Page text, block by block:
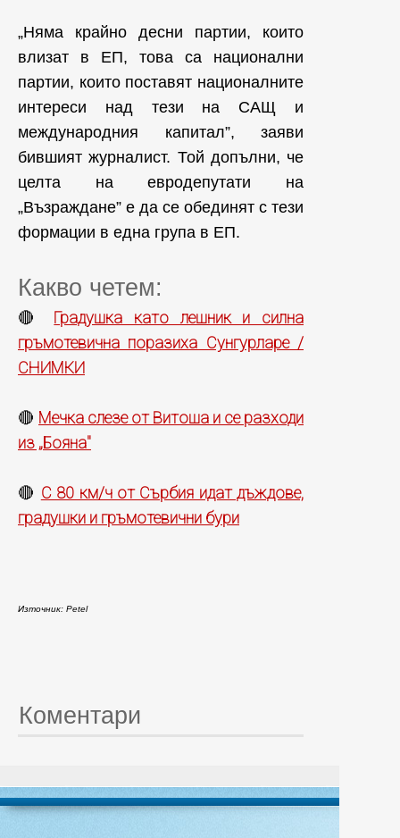
„Няма крайно десни партии, които
влизат в ЕП, това са национални
партии, които поставят националните
интереси над тези на САЩ и
международния капитал”, заяви
бившият журналист. Той допълни, че
целта на евродепутати на
„Възраждане” е да се обединят с тези
формации в една група в ЕП.
Какво четем:
🔴 Градушка като лешник и силна
гръмотевична поразиха Сунгурларе /
СНИМКИ
🔴 Мечка слезе от Витоша и се разходи
из „Бояна"
🔴 С 80 км/ч от Сърбия идат дъждове,
градушки и гръмотевични бури
Източник: Petel
Коментари